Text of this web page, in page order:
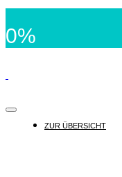
0%
ZUR ÜBERSICHT